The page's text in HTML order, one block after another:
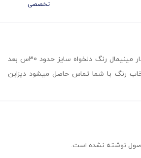
تخصصی
شلف مکرومه جاکلیدی دار مینیمال رنگ دلخواه سایز حدود 30س بعد
رنگ با شما تماس حاصل میشود دیزاین
نوشته نشده است.